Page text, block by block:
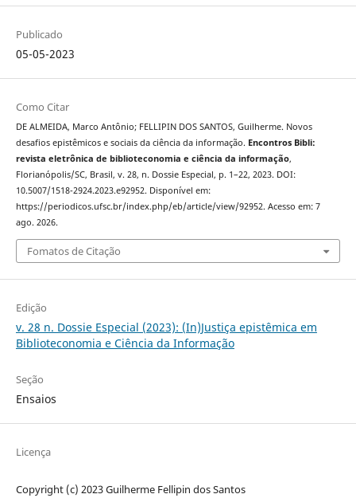
Publicado
05-05-2023
Como Citar
DE ALMEIDA, Marco Antônio; FELLIPIN DOS SANTOS, Guilherme. Novos
desafios epistêmicos e sociais da ciência da informação. Encontros Bibli:
revista eletrônica de biblioteconomia e ciência da informação,
Florianópolis/SC, Brasil, v. 28, n. Dossie Especial, p. 1–22, 2023. DOI:
10.5007/1518-2924.2023.e92952. Disponível em:
https://periodicos.ufsc.br/index.php/eb/article/view/92952. Acesso em: 7
ago. 2026.
Fomatos de Citação
Edição
v. 28 n. Dossie Especial (2023): (In)Justiça epistêmica em
Biblioteconomia e Ciência da Informação
Seção
Ensaios
Licença
Copyright (c) 2023 Guilherme Fellipin dos Santos